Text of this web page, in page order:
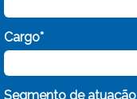
Cargo*
Segmento de atuação